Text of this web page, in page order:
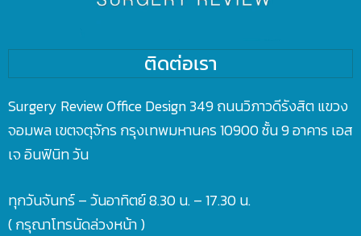
ติดต่อเรา
Surgery Review Office Design 349 ถนนวิภาวดีรังสิต แขวง
จอมพล เขตจตุจักร กรุงเทพมหานคร 10900 ชั้น 9 อาคาร เอส
เจ อินฟินิท วัน
ทุกวันจันทร์ – วันอาทิตย์ 8.30 น. – 17.30 น.
( กรุณาโทรนัดล่วงหน้า )